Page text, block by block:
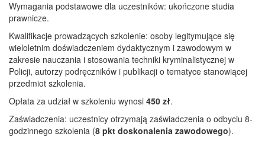
Wymagania podstawowe dla uczestników: ukończone studia
prawnicze.
Kwalifikacje prowadzących szkolenie: osoby legitymujące się
wieloletnim doświadczeniem dydaktycznym i zawodowym w
zakresie nauczania i stosowania techniki kryminalistycznej w
Policji, autorzy podręczników i publikacji o tematyce stanowiącej
przedmiot szkolenia.
Opłata za udział w szkoleniu wynosi 450 zł.
Zaświadczenia: uczestnicy otrzymają zaświadczenia o odbyciu 8-
godzinnego szkolenia (8 pkt doskonalenia zawodowego).